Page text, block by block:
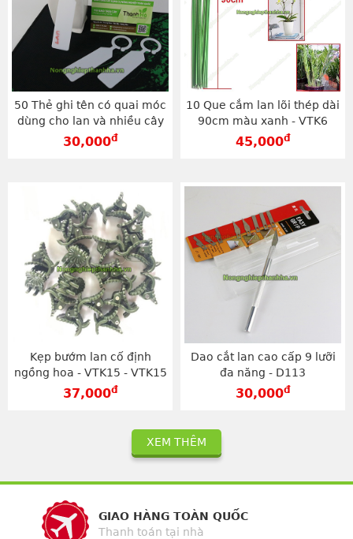
50 Thẻ ghi tên có quai móc
dùng cho lan và nhiều cây
trồng - D21
30,000đ
10 Que cắm lan lõi thép dài
90cm màu xanh - VTK6
45,000đ
Kẹp bướm lan cố định
ngồng hoa - VTK15 - VTK15
37,000đ
Dao cắt lan cao cấp 9 lưỡi
đa năng - D113
30,000đ
XEM THÊM
GIAO HÀNG TOÀN QUỐC
Thanh toán tại nhà